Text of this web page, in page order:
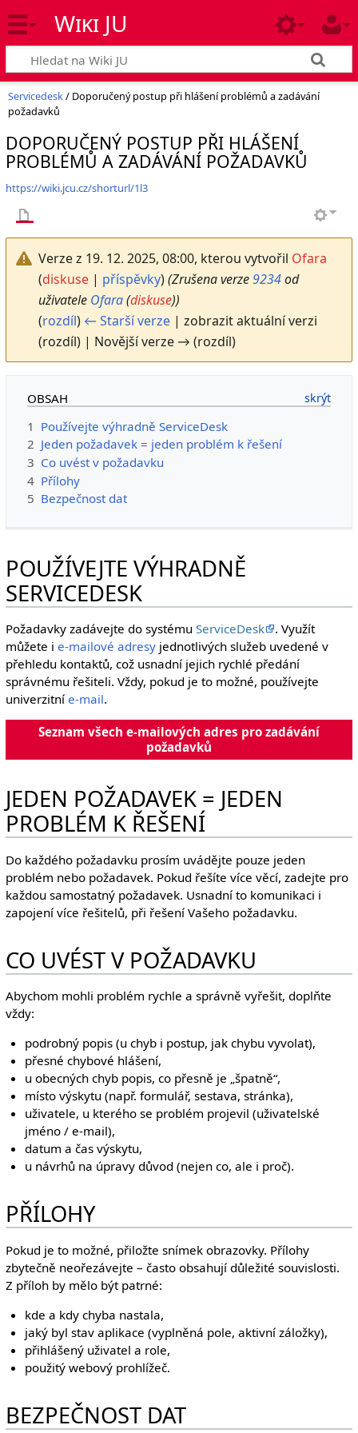
Wiki JU
Servicedesk/ Doporučený postup při hlášení problémů a zadávání
požadavků
DOPORUČENÝ POSTUP PŘI HLÁŠENÍ
PROBLÉMŮ A ZADÁVÁNÍ POŽADAVKŮ
https://wiki.jcu.cz/shorturl/1l3
Verze z 19. 12. 2025, 08:00, kterou vytvořil Ofara
(diskuse| příspěvky)(Zrušena verze9234od
uživatele Ofara(diskuse))
(rozdíl) ← Starší verze| zobrazit aktuální verzi
(rozdíl) | Novější verze → (rozdíl)
OBSAH
1 Používejte výhradně ServiceDesk
2 Jeden požadavek = jeden problém k řešení
3 Co uvést v požadavku
4 Přílohy
5 Bezpečnost dat
POUŽÍVEJTE VÝHRADNĚ
SERVICEDESK
Požadavky zadávejte do systému ServiceDesk
. Využít
můžete i e-mailové adresyjednotlivých služeb uvedené v
přehledu kontaktů, což usnadní jejich rychlé předání
správnému řešiteli. Vždy, pokud je to možné, používejte
univerzitní e-mail.
Seznam všech e-mailových adres pro zadávání
požadavků
JEDEN POŽADAVEK = JEDEN
PROBLÉM K ŘEŠENÍ
Do každého požadavku prosím uvádějte pouze jeden
problém nebo požadavek. Pokud řešíte více věcí, zadejte pro
každou samostatný požadavek. Usnadní to komunikaci i
zapojení více řešitelů, při řešení Vašeho požadavku.
CO UVÉST V POŽADAVKU
Abychom mohli problém rychle a správně vyřešit, doplňte
vždy:
podrobný popis (u chyb i postup, jak chybu vyvolat),
přesné chybové hlášení,
u obecných chyb popis, co přesně je „špatně“,
místo výskytu (např. formulář, sestava, stránka),
uživatele, u kterého se problém projevil (uživatelské
jméno / e-mail),
datum a čas výskytu,
u návrhů na úpravy důvod (nejen co, ale i proč).
PŘÍLOHY
Pokud je to možné, přiložte snímek obrazovky. Přílohy
zbytečně neořezávejte – často obsahují důležité souvislosti.
Z příloh by mělo být patrné:
kde a kdy chyba nastala,
jaký byl stav aplikace (vyplněná pole, aktivní záložky),
přihlášený uživatel a role,
použitý webový prohlížeč.
BEZPEČNOST DAT